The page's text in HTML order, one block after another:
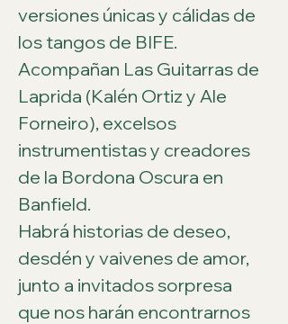
versiones únicas y cálidas de
los tangos de BIFE.
Acompañan Las Guitarras de
Laprida (Kalén Ortiz y Ale
Forneiro), excelsos
instrumentistas y creadores
de la Bordona Oscura en
Banfield.
Habrá historias de deseo,
desdén y vaivenes de amor,
junto a invitados sorpresa
que nos harán encontrarnos